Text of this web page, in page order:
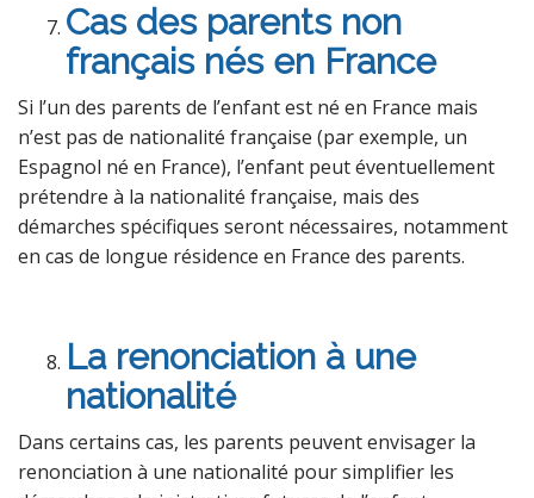
Cas des parents non
français nés en France
Si l’un des parents de l’enfant est né en France mais
n’est pas de nationalité française (par exemple, un
Espagnol né en France), l’enfant peut éventuellement
prétendre à la nationalité française, mais des
démarches spécifiques seront nécessaires, notamment
en cas de longue résidence en France des parents.
La renonciation à une
nationalité
Dans certains cas, les parents peuvent envisager la
renonciation à une nationalité pour simplifier les